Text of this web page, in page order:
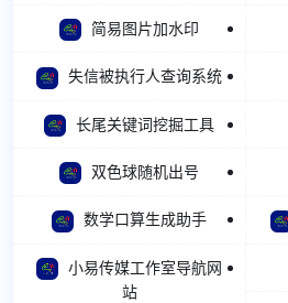
简易图片加水印
失信被执行人查询系统
长尾关键词挖掘工具
双色球随机出号
数学口算生成助手
小易传媒工作室导航网
站